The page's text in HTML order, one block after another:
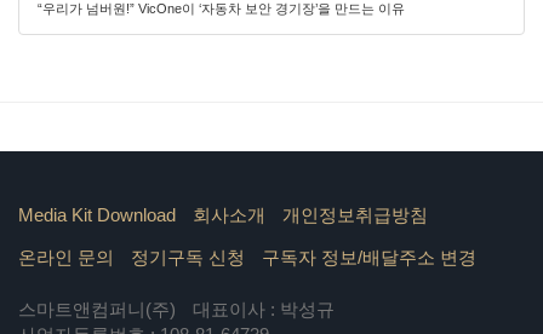
“우리가 넘버원!” VicOne이 ‘자동차 보안 경기장’을 만드는 이유
Media Kit Download 회사소개 개인정보취급방침
온라인 문의 정기구독 신청 구독자 정보/배달주소 변경
스마트앤컴퍼니(주)
대표이사 : 박성규